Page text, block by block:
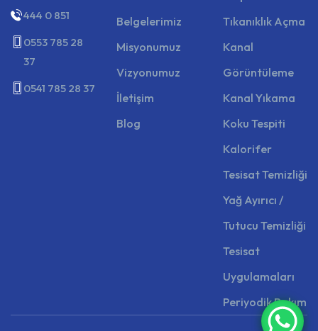
444 0 851
0553 785 28
37
0541 785 28 37
Belgelerimiz
Misyonumuz
Vizyonumuz
İletişim
Blog
Tıkanıklık Açma
Kanal
Görüntüleme
Kanal Yıkama
Koku Tespiti
Kalorifer
Tesisat Temizliği
Yağ Ayırıcı /
Tutucu Temizliği
Tesisat
Uygulamaları
Periyodik Bakım